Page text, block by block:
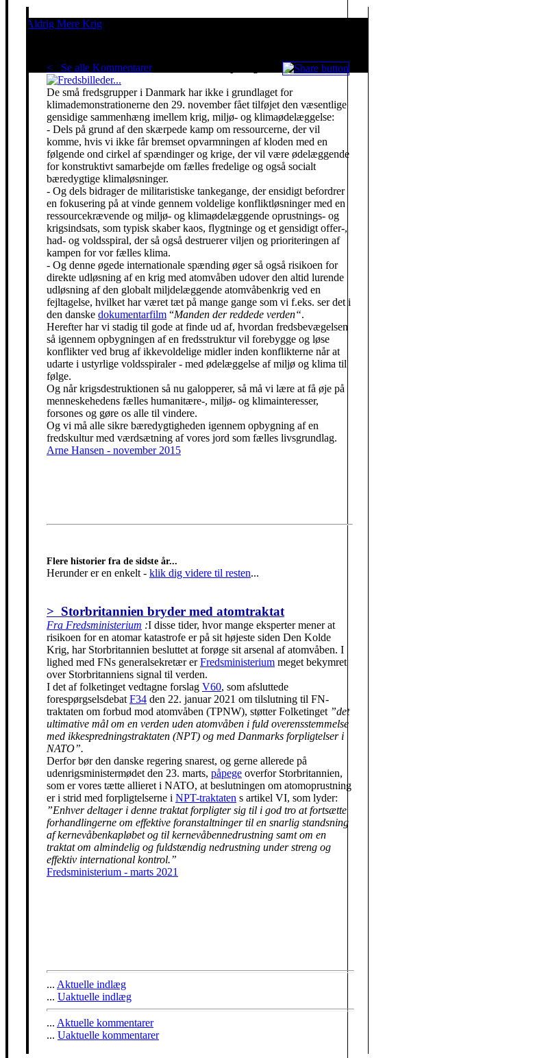
Aldrig Mere Krig
< Se alle KommentarerRed klimaet - stop krigen!
De små fredsgrupper i Danmark har ikke i grundlaget for
klimademonstrationerne den 29. november fået tilføjet den væsentlige
gensidige sammenhæng imellem krig, miljø- og klimaødelæggelse:
- Dels på grund af den skærpede kamp om ressourcerne, der vil
komme, hvis vi ikke får bremset opvarmningen af kloden med en
følgende ond cirkel af spændinger og krige, der vil være ødelæggende
for konstruktivt samarbejde om fælles fredelige og også socialt
bæredygtige klimaløsninger.
- Og dels bidrager de militaristiske tankegange, der ensidigt befordrer
en fokusering på at vinde gennem voldelige konfliktløsninger med en
ressourcekrævende og miljø- og klimaødelæggende oprustnings- og
krigsindsats, som typisk skaber kaos, flygtninge og et gensidigt offer-,
had- og voldsspiral, der så også destruerer viljen og prioriteringen af
kampen for vor fælles klima.
- Og denne øgede internationale spænding øger så også risikoen for
direkte udløsning af en krig med atomvåben udover den altid lurende
udløsning af den globalt miljdelæggende atomvåbenkrig ved en
fejltagelse, hvilket har været tæt på mange gange som vi f.eks. ser det i
den danske dokumentarfilm “Manden der reddede verden“.
Herefter har vi stadig til gode at finde ud af, hvordan fredsbevægelsen
så igennem opbygningen af en fredsstruktur vil forebygge og løse
konflikter ved brug af ikkevoldelige midler inden konflikterne når at
udarte i ustyrlige voldsspiraler - med ødelæggelse af miljø og klima til
følge.
Og når krigsdestruktionen så nu galopperer, så må vi lære at få øje på
menneskehedens fælles humanitære-, miljø- og klimainteresser,
forsones og gøre os alle til vindere.
Og vi må alle sikre bæredygtigheden igennem opbygning af en
fredskultur med værdsætning af vores jord som fælles livsgrundlag.
Arne Hansen - november 2015
Flere historier fra de sidste år...
Herunder er en enkelt - klik dig videre til resten...
> Storbritannien bryder med atomtraktat
Fra Fredsministerium :I disse tider, hvor mange eksperter mener at
risikoen for en atomar katastrofe er på sit højeste siden Den Kolde
Krig, har Storbritannien besluttet at forøge sit arsenal af atomvåben. I
lighed med FNs generalsekretær erFredsministerium meget bekymret
over Storbritanniens signal til verden.
I det af folketinget vedtagne forslag V60, som afsluttede
forespørgselsdebat F34 den 22. januar 2021 om tilslutning til FN-
traktaten om forbud mod atomvåben (TPNW), støtter Folketinget ”det
ultimative mål om en verden uden atomvåben i fuld overensstemmelse
med ikkespredningstraktaten (NPT) og med Danmarks forpligtelser i
NATO”.
Derfor bør den danske regering snarest, og gerne allerede på
udenrigsministermødet den 23. marts, påpege overfor Storbritannien,
som er vores tætte allieret i NATO, at beslutningen om atomoprustning
er i strid med forpligtelserne i NPT-traktaten s artikel VI, som lyder:
”Enhver deltager i denne traktat forpligter sig til i god tro at fortsætte
forhandlingerne om effektive foranstaltninger til en snarlig standsning
af kernevåbenkapløbet og til kernevåbennedrustning samt om en
traktat om almindelig og fuldstændig nedrustning under streng og
effektiv international kontrol.”
Fredsministerium - marts 2021
... Aktuelle indlæg
... Uaktuelle indlæg
... Aktuelle kommentarer
... Uaktuelle kommentarer